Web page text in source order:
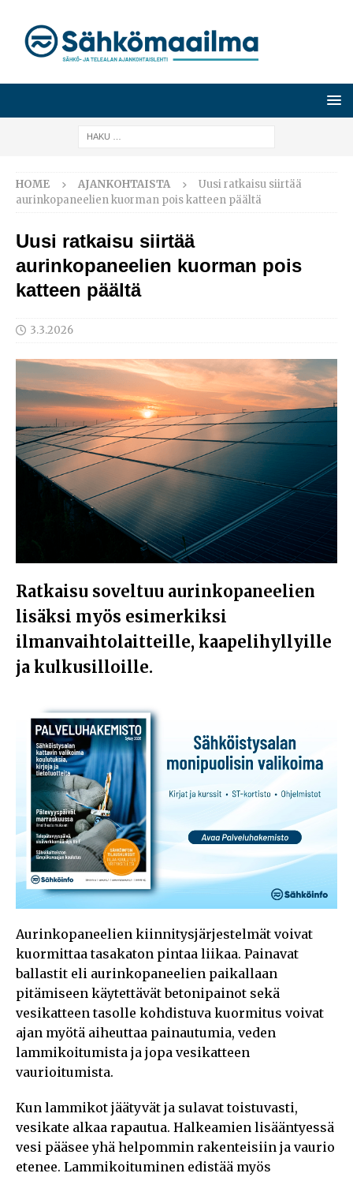
HOME AJANKOHTAISTA
Uusi ratkaisu siirtää
aurinkopaneelien kuorman pois katteen päältä
Uusi ratkaisu siirtää
aurinkopaneelien kuorman pois
katteen päältä
3.3.2026
Ratkaisu soveltuu aurinkopaneelien
lisäksi myös esimerkiksi
ilmanvaihtolaitteille, kaapelihyllyille
ja kulkusilloille.
Aurinkopaneelien kiinnitysjärjestelmät voivat
kuormittaa tasakaton pintaa liikaa. Painavat
ballastit eli aurinkopaneelien paikallaan
pitämiseen käytettävät betonipainot sekä
vesikatteen tasolle kohdistuva kuormitus voivat
ajan myötä aiheuttaa painautumia, veden
lammikoitumista ja jopa vesikatteen
vaurioitumista.
Kun lammikot jäätyvät ja sulavat toistuvasti,
vesikate alkaa rapautua. Halkeamien lisääntyessä
vesi pääsee yhä helpommin rakenteisiin ja vaurio
etenee. Lammikoituminen edistää myös